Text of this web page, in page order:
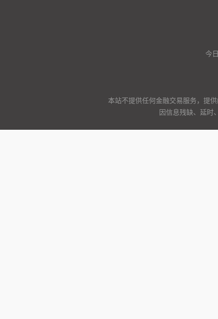
今
本站不提供任何金融交易服务，提
因信息残缺、延时